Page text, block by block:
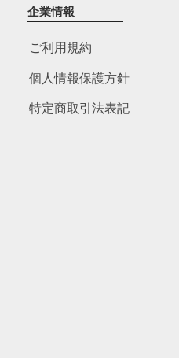
企業情報
ご利用規約
個人情報保護方針
特定商取引法表記